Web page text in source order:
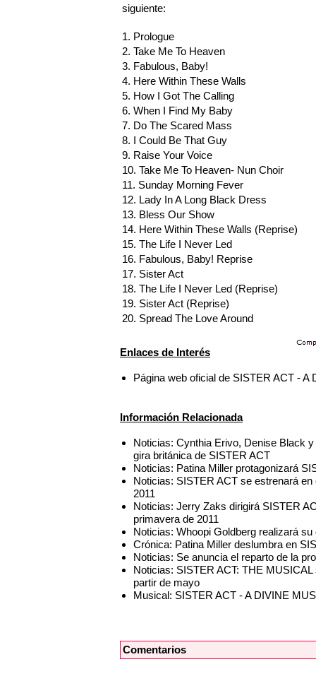
siguiente:
1. Prologue
2. Take Me To Heaven
3. Fabulous, Baby!
4. Here Within These Walls
5. How I Got The Calling
6. When I Find My Baby
7. Do The Scared Mass
8. I Could Be That Guy
9. Raise Your Voice
10. Take Me To Heaven- Nun Choir
11. Sunday Morning Fever
12. Lady In A Long Black Dress
13. Bless Our Show
14. Here Within These Walls (Reprise)
15. The Life I Never Led
16. Fabulous, Baby! Reprise
17. Sister Act
18. The Life I Never Led (Reprise)
19. Sister Act (Reprise)
20. Spread The Love Around
Enlaces de Interés
Página web oficial de SISTER ACT -
Información Relacionada
Noticias: Cynthia Erivo, Denise Black
gira británica de SISTER ACT
Noticias: Patina Miller protagonizará
Noticias: SISTER ACT se estrenará
2011
Noticias: Jerry Zaks dirigirá SISTER
primavera de 2011
Noticias: Whoopi Goldberg realizará
Crónica: Patina Miller deslumbra en
Noticias: Se anuncia el reparto de la
Noticias: SISTER ACT: THE
partir de mayo
Musical: SISTER ACT - A DIVINE
Comentarios